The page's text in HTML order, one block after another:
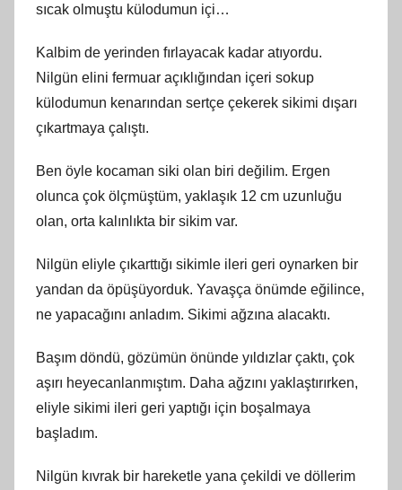
sıcak olmuştu külodumun içi…
Kalbim de yerinden fırlayacak kadar atıyordu.
Nilgün elini fermuar açıklığından içeri sokup
külodumun kenarından sertçe çekerek sikimi dışarı
çıkartmaya çalıştı.
Ben öyle kocaman siki olan biri değilim. Ergen
olunca çok ölçmüştüm, yaklaşık 12 cm uzunluğu
olan, orta kalınlıkta bir sikim var.
Nilgün eliyle çıkarttığı sikimle ileri geri oynarken bir
yandan da öpüşüyorduk. Yavaşça önümde eğilince,
ne yapacağını anladım. Sikimi ağzına alacaktı.
Başım döndü, gözümün önünde yıldızlar çaktı, çok
aşırı heyecanlanmıştım. Daha ağzını yaklaştırırken,
eliyle sikimi ileri geri yaptığı için boşalmaya
başladım.
Nilgün kıvrak bir hareketle yana çekildi ve döllerim